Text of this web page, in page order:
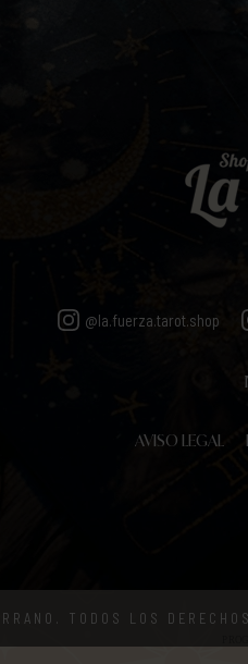
@la.fuerza.tarot.shop
AVISO LEGAL
TODOS LOS